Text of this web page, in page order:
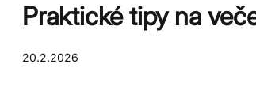
Praktické tipy na
20.2.2026